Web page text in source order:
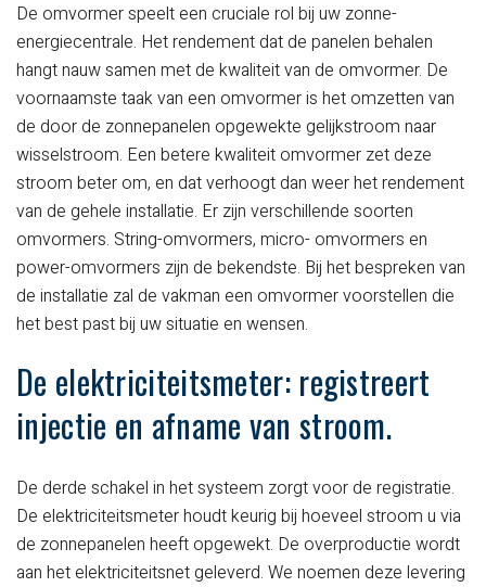
De omvormer speelt een cruciale rol bij uw zonne-
energiecentrale. Het rendement dat de panelen behalen
hangt nauw samen met de kwaliteit van de omvormer. De
voornaamste taak van een omvormer is het omzetten van
de door de zonnepanelen opgewekte gelijkstroom naar
wisselstroom. Een betere kwaliteit omvormer zet deze
stroom beter om, en dat verhoogt dan weer het rendement
van de gehele installatie. Er zijn verschillende soorten
omvormers. String-omvormers, micro- omvormers en
power-omvormers zijn de bekendste. Bij het bespreken van
de installatie zal de vakman een omvormer voorstellen die
het best past bij uw situatie en wensen.
De elektriciteitsmeter: registreert
injectie en afname van stroom.
De derde schakel in het systeem zorgt voor de registratie.
De elektriciteitsmeter houdt keurig bij hoeveel stroom u via
de zonnepanelen heeft opgewekt. De overproductie wordt
aan het elektriciteitsnet geleverd. We noemen deze levering